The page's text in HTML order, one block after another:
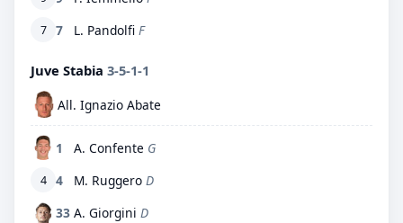
7 7 L. Pandolfi F
Juve Stabia 3-5-1-1
All. Ignazio Abate
1 A. Confente G
4 4 M. Ruggero D
33 A. Giorgini D